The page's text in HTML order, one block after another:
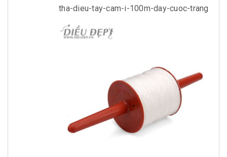
tha-dieu-tay-cam-i-100m-day-cuoc-trang